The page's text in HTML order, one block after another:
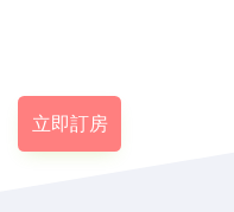
立即訂房